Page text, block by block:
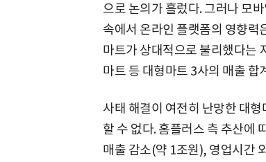
으로 논의가 흘렀다. 그러나 모
속에서 온라인 플랫폼의 영향력
마트가 상대적으로 불리했다는
마트 등 대형마트 3사의 매출
사태 해결이 여전히 난망한 대
할 수 없다. 홈플러스 측 추산에
매출 감소(약 1조원), 영업시간